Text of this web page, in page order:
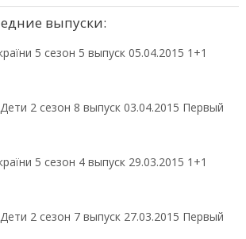
выпуски:
5 сезон 5 выпуск 05.04.2015 1+1
2 сезон 8 выпуск 03.04.2015 Первый
5 сезон 4 выпуск 29.03.2015 1+1
2 сезон 7 выпуск 27.03.2015 Первый